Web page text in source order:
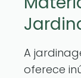
A
oferece